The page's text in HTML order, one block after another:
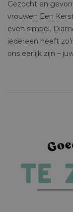
Gezocht en
vrouwen Een
even simpel.
iedereen heeft
ons eerlijk zijn –